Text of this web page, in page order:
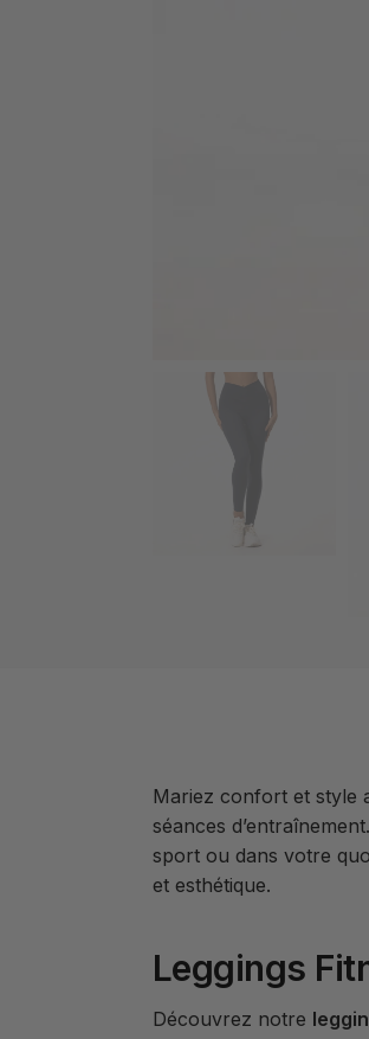
Mariez confort et style
séances
sport ou dans votre
et esthétique.
Leggings
Découvrez notre